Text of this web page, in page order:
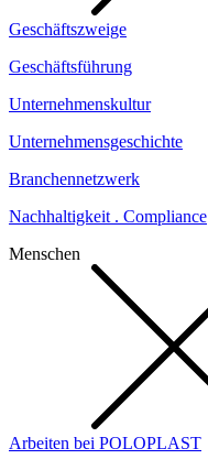
Geschäftszweige
Geschäftsführung
Unternehmenskultur
Unternehmensgeschichte
Branchennetzwerk
Nachhaltigkeit . Compliance
Menschen
Arbeiten bei POLOPLAST